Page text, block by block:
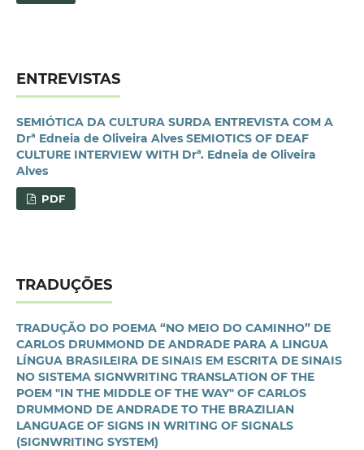
ENTREVISTAS
SEMIÓTICA DA CULTURA SURDA ENTREVISTA COM A
Drª Edneia de Oliveira Alves SEMIOTICS OF DEAF
CULTURE INTERVIEW WITH Drª. Edneia de Oliveira
Alves
PDF
TRADUÇÕES
TRADUÇÃO DO POEMA “NO MEIO DO CAMINHO” DE
CARLOS DRUMMOND DE ANDRADE PARA A LINGUA
LÍNGUA BRASILEIRA DE SINAIS EM ESCRITA DE SINAIS
NO SISTEMA SIGNWRITING TRANSLATION OF THE
POEM "IN THE MIDDLE OF THE WAY" OF CARLOS
DRUMMOND DE ANDRADE TO THE BRAZILIAN
LANGUAGE OF SIGNS IN WRITING OF SIGNALS
(SIGNWRITING SYSTEM)